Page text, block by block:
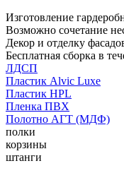
Изготовление
Возможно сочетание
Декор и отделку
Бесплатная сборка в
ЛДСП
Пластик Alvic Luxe
Пластик HPL
Пленка ПВХ
Полотно АГТ (МДФ)
полки
корзины
штанги